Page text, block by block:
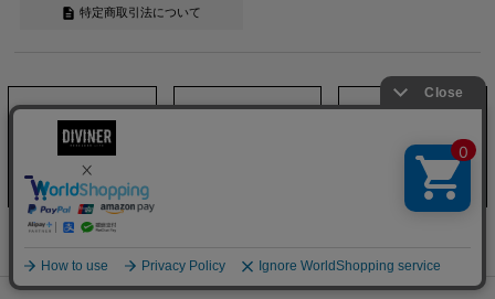
description 特定商取引法について
Instagram YouTube
DIVINER official ONLINESHOP